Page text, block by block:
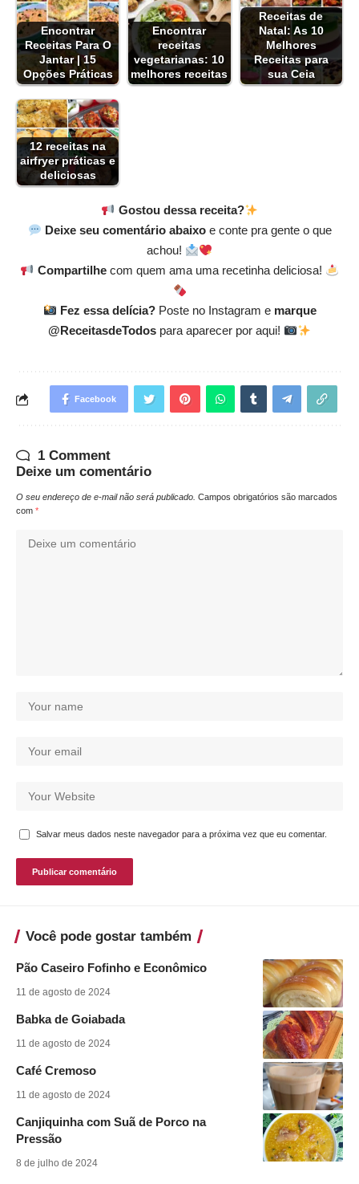
Encontrar
Receitas Para O
Jantar | 15
Opções Práticas
Encontrar
receitas
vegetarianas: 10
melhores receitas
Receitas de
Natal: As 10
Melhores
Receitas para
sua Ceia
12 receitas na
airfryer práticas e
deliciosas
Gostou dessa receita?
Deixe seu comentário abaixoe conte pra gente o que
achou!
Compartilhecom quem ama uma recetinha deliciosa!
Fez essa delícia?Poste no Instagram e marque
@ReceitasdeTodospara aparecer por aqui!
Facebook
1 Comment
Deixe um comentário
O seu endereço de e-mail não será publicado. Campos obrigatórios são marcados
com *
Salvar meus dados neste navegador para a próxima vez que eu comentar.
Você pode gostar também
Pão Caseiro Fofinho e Econômico
11 de agosto de 2024
Babka de Goiabada
11 de agosto de 2024
Café Cremoso
11 de agosto de 2024
Canjiquinha com Suã de Porco na
Pressão
8 de julho de 2024